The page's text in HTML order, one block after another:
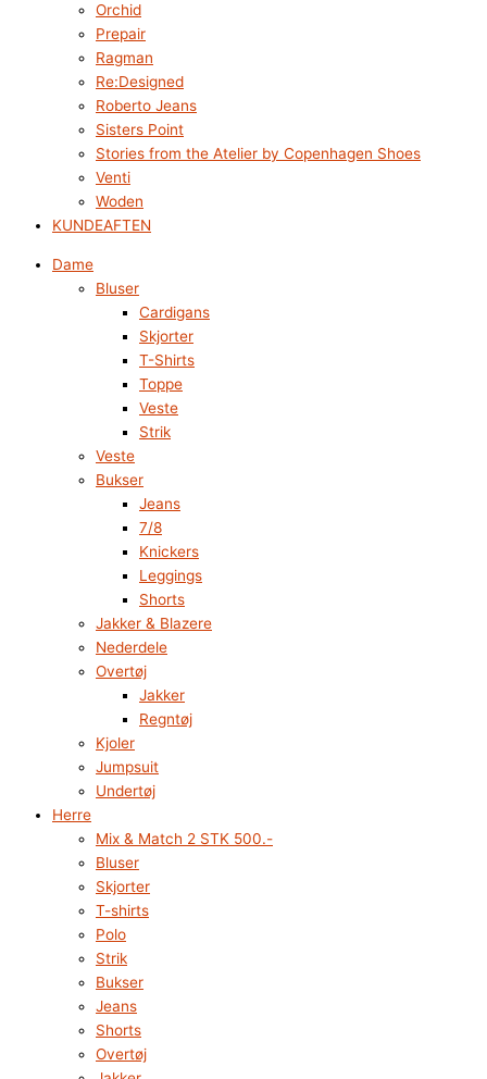
Orchid
Prepair
Ragman
Re:Designed
Roberto Jeans
Sisters Point
Stories from the Atelier by Copenhagen Shoes
Venti
Woden
KUNDEAFTEN
Dame
Bluser
Cardigans
Skjorter
T-Shirts
Toppe
Veste
Strik
Veste
Bukser
Jeans
7/8
Knickers
Leggings
Shorts
Jakker & Blazere
Nederdele
Overtøj
Jakker
Regntøj
Kjoler
Jumpsuit
Undertøj
Herre
Mix & Match 2 STK 500.-
Bluser
Skjorter
T-shirts
Polo
Strik
Bukser
Jeans
Shorts
Overtøj